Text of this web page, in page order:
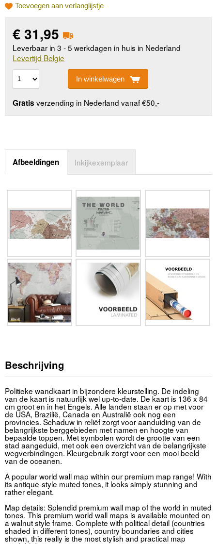
Toevoegen aan verlanglijstje
€ 31,95
Leverbaar in 3 - 5 werkdagen in huis in Nederland
Levertijd Belgie
In winkelwagen
Gratis verzending in Nederland vanaf €50,-
Afbeeldingen Inkijkexemplaar
Beschrijving
Politieke wandkaart in bijzondere kleurstelling. De indeling
van de kaart is natuurlijk wel up-to-date. De kaart is 136 x 84
cm groot en in het Engels. Alle landen staan er op met voor
de USA, Brazilië, Canada en Australië ook nog een
provincies. Schaduw in reliëf zorgt voor aanduiding van de
belangrijkste berggebieden met namen en hoogte van
bepaalde toppen. Met symbolen wordt de grootte van een
stad aangeduid, met ook een overzicht van de belangrijkste
wegverbindingen. Kleurgebruik zorgt voor een mooi beeld
van de oceanen.
A popular world wall map within our premium map range! With
its antique-style muted tones, it looks simply stunning and
rather elegant.
Map details: Splendid premium wall map of the world in muted
tones. This premium world wall maps is available mounted on
a walnut style frame. Complete with political detail (countries
shaded in different tones), country boundaries and cities
shown, this really is the most stylish and practical map